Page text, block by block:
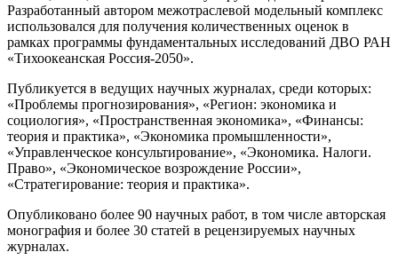
Разработанный автором межотраслевой модельный комплекс
использовался для получения количественных оценок в
рамках программы фундаментальных исследований ДВО РАН
«Тихоокеанская Россия-2050».
Публикуется в ведущих научных журналах, среди которых:
«Проблемы прогнозирования», «Регион: экономика и
социология», «Пространственная экономика», «Финансы:
теория и практика», «Экономика промышленности»,
«Управленческое консультирование», «Экономика. Налоги.
Право», «Экономическое возрождение России»,
«Стратегирование: теория и практика».
Опубликовано более 90 научных работ, в том числе авторская
монография и более 30 статей в рецензируемых научных
журналах.